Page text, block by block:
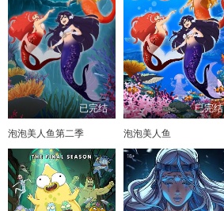
已完结
泡泡美人鱼第二季
已完结
泡泡美人鱼